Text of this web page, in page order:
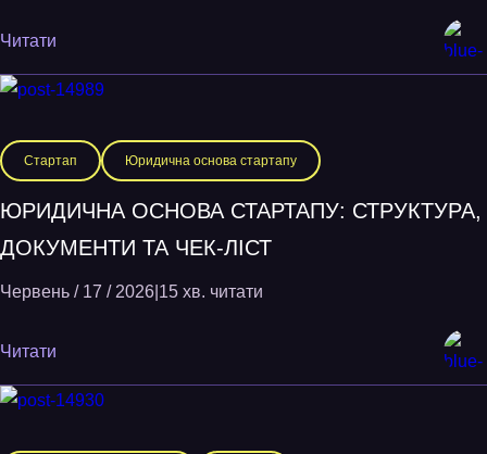
Читати
Стартап Юридична основа стартапу
ЮРИДИЧНА ОСНОВА СТАРТАПУ: СТРУКТУРА,
ДОКУМЕНТИ ТА ЧЕК-ЛІСТ
Червень / 17 / 2026 15 хв. читати
Читати